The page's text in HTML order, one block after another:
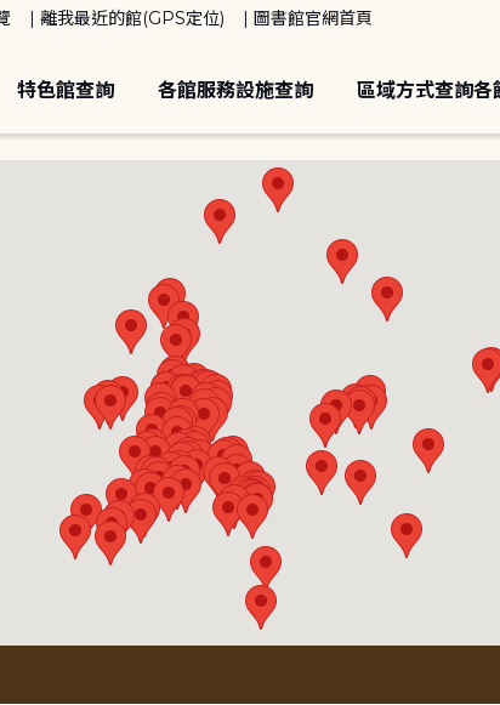
離我最近的館(GPS定位) 圖書館官網首頁
特色館查詢 各館服務設施查詢 區域方式查詢各